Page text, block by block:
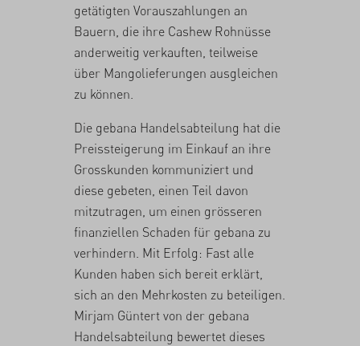
getätigten Vorauszahlungen an
Bauern, die ihre Cashew Rohnüsse
anderweitig verkauften, teilweise
über Mangolieferungen ausgleichen
zu können.
Die gebana Handelsabteilung hat die
Preissteigerung im Einkauf an ihre
Grosskunden kommuniziert und
diese gebeten, einen Teil davon
mitzutragen, um einen grösseren
finanziellen Schaden für gebana zu
verhindern. Mit Erfolg: Fast alle
Kunden haben sich bereit erklärt,
sich an den Mehrkosten zu beteiligen.
Mirjam Güntert von der gebana
Handelsabteilung bewertet dieses